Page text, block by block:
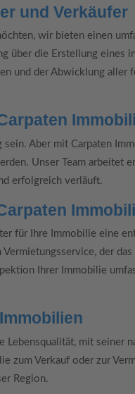
und Verkäufer
wir bieten einen
über die Erstellung eines
und der Abwicklung aller
Aber mit Carpaten
Unser Team arbeitet
erfolgreich verläuft.
für Ihre Immobilie eine
der
Ihrer Immobilie
mit seiner
zum Verkauf oder zur
Region.